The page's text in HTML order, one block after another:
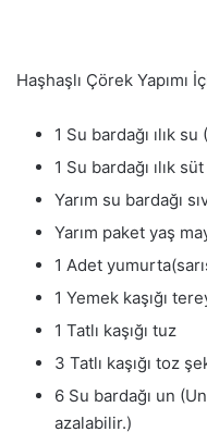
Haşhaşlı Çörek Yapımı
1 Su bardağı ılık
1 Su bardağı ılık süt
Yarım su bardağı
Yarım paket yaş
1 Adet
1 Yemek kaşığı
1 Tatlı kaşığı tuz
3 Tatlı kaşığı toz
6 Su bardağı un
azalabilir.)